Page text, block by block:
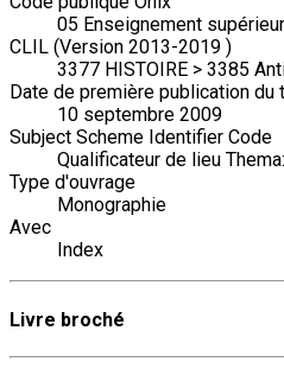
05 Enseignement supérieur
CLIL (Version 2013-2019 )
3377 HISTOIRE > 3385
Date de première publication du
10 septembre 2009
Subject Scheme Identifier Code
Qualificateur de lieu
Type d'ouvrage
Monographie
Avec
Index
Livre broché